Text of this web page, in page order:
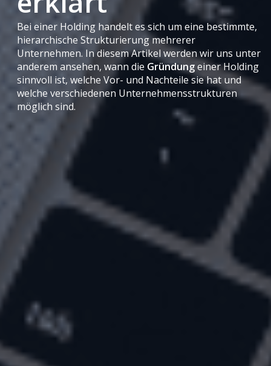
Bei einer Holding handelt es sich um eine bestimmte,
hierarchische Strukturierung mehrerer
Unternehmen. In diesem Artikel werden wir uns unter
anderem ansehen, wann die Gründungeiner Holding
sinnvoll ist, welche Vor- und Nachteile sie hat und
welche verschiedenen Unternehmensstrukturen
möglich sind.